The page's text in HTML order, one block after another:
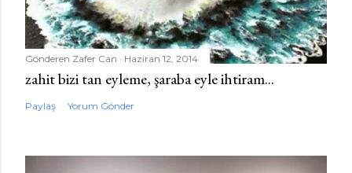
Gönderen Zafer Can Haziran 12, 2014
zahit bizi tan eyleme, şaraba eyle ihtiram...
Paylaş Yorum Gönder